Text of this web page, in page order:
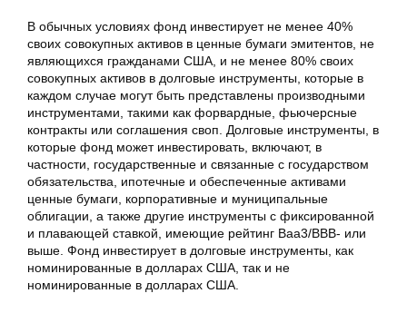
В обычных условиях фонд инвестирует не менее 40%
своих совокупных активов в ценные бумаги эмитентов, не
являющихся гражданами США, и не менее 80% своих
совокупных активов в долговые инструменты, которые в
каждом случае могут быть представлены производными
инструментами, такими как форвардные, фьючерсные
контракты или соглашения своп. Долговые инструменты, в
которые фонд может инвестировать, включают, в
частности, государственные и связанные с государством
обязательства, ипотечные и обеспеченные активами
ценные бумаги, корпоративные и муниципальные
облигации, а также другие инструменты с фиксированной
и плавающей ставкой, имеющие рейтинг Baa3/BBB- или
выше. Фонд инвестирует в долговые инструменты, как
номинированные в долларах США, так и не
номинированные в долларах США.